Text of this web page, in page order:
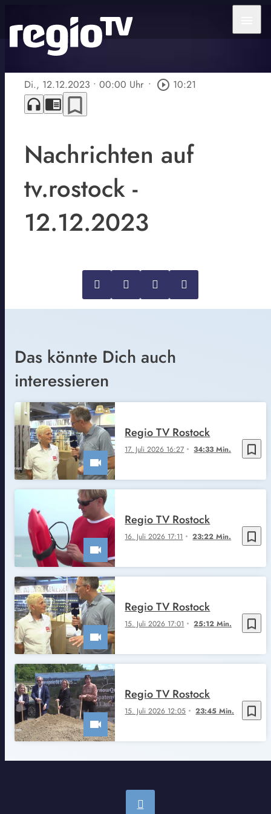
Di., 12.12.2023 • 00:00 Uhr • play_circle_outline 10:21
headphones chrome_reader_mode bookmark_border
Nachrichten auf
tv.rostock -
12.12.2023
Das könnte Dich auch
interessieren
bookmark_border
17. Juli 2026 16:27 34:33 Min.
Regio TV Rostock
bookmark_border
16. Juli 2026 17:11 23:22 Min.
Regio TV Rostock
bookmark_border
15. Juli 2026 17:01 25:12 Min.
Regio TV Rostock
bookmark_border
15. Juli 2026 12:05 23:45 Min.
Regio TV Rostock